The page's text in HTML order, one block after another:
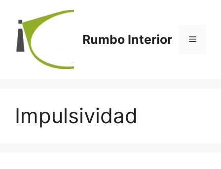
contenido
Rumbo Interior Menú
Impulsividad